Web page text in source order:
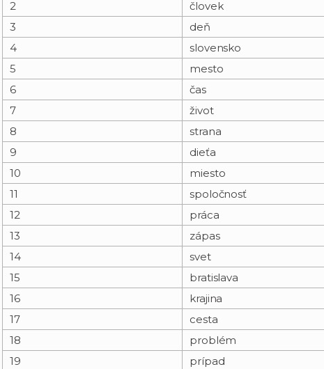
2
človek
3
deň
4
slovensko
5
mesto
6
čas
7
život
8
strana
9
dieťa
10
miesto
11
spoločnosť
12
práca
13
zápas
14
svet
15
bratislava
16
krajina
17
cesta
18
problém
19
prípad